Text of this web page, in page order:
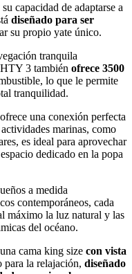
capacidad de adaptarse a
diseñado para ser
su propio yate único.
tranquila
3 también ofrece 3500
lo que le permite
tranquilidad.
una conexión perfecta
marinas, como
es ideal para aprovechar
dedicado en la popa
a medida
contemporáneos, cada
máximo la luz natural y las
del océano.
cama king size con vista
para la relajación, diseñado